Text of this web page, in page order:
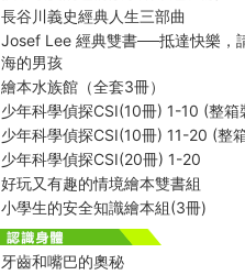
長谷川義史經典人生三部曲
Josef Lee 經典雙書──抵達快樂，
海的男孩
繪本水族館（全套3冊）
少年科學偵探CSI(10冊) 1-10 (整箱
少年科學偵探CSI(10冊) 11-20 (整
少年科學偵探CSI(20冊) 1-20
好玩又有趣的情境繪本雙書組
小學生的安全知識繪本組(3冊)
牙齒和嘴巴的奧秘